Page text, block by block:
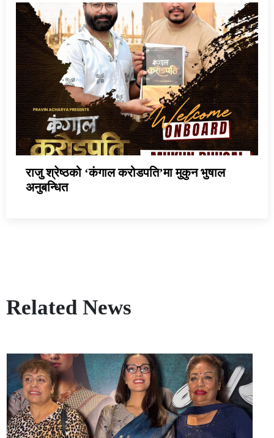
राजु श्रेष्ठको ‘कंगाल करोडपति’मा मुकुन भुषाल
अनुबन्धित
Related News